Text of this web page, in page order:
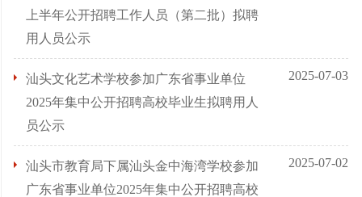
上半年公开招聘工作人员（第二批）拟聘
用人员公示
汕头文化艺术学校参加广东省事业单位
2025年集中公开招聘高校毕业生拟聘用人
员公示
2025-07-03
汕头市教育局下属汕头金中海湾学校参加
广东省事业单位2025年集中公开招聘高校
2025-07-02